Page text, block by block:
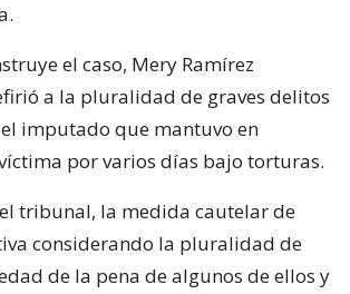
el caso, Mery Ramírez
a la pluralidad de graves delitos
imputado que mantuvo en
por varios días bajo torturas.
tribunal, la medida cautelar de
considerando la pluralidad de
de la pena de algunos de ellos y